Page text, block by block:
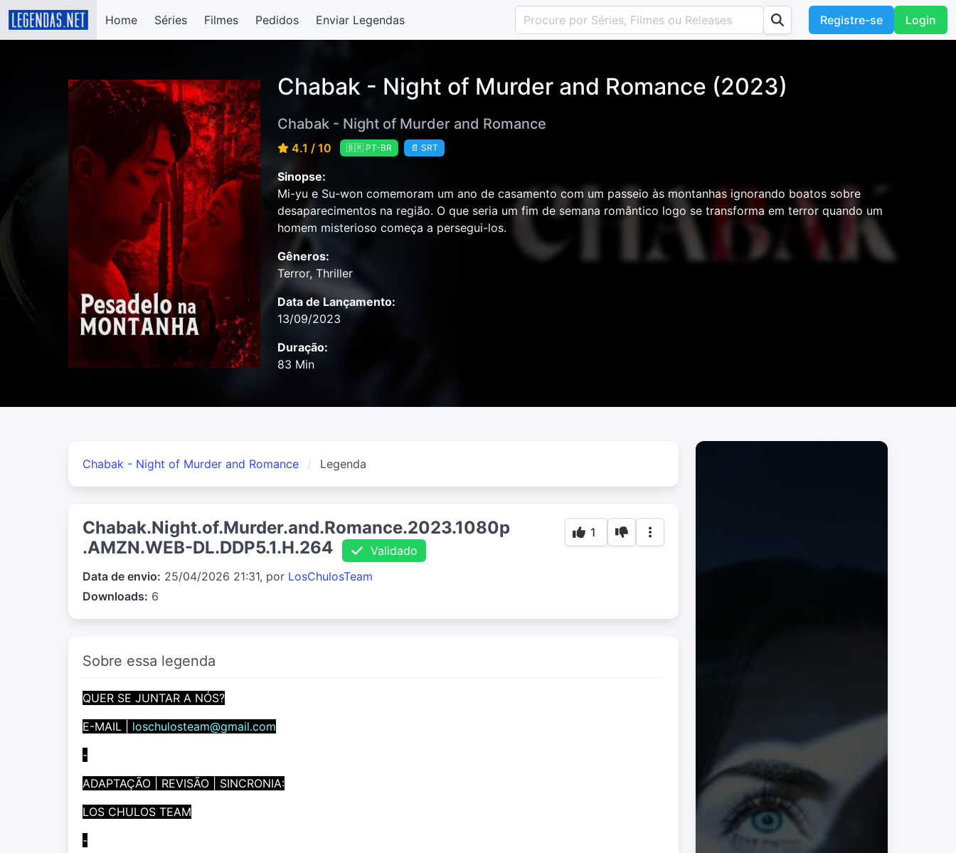
Home Séries Filmes Pedidos Enviar Legendas Registre-se Login
Chabak - Night of Murder and Romance (2023)
Chabak - Night of Murder and Romance
4.1 / 10 🇧🇷 PT-BR 📄 SRT
Sinopse:
Mi-yu e Su-won comemoram um ano de casamento com um passeio às montanhas ignorando boatos sobre
desaparecimentos na região. O que seria um fim de semana romântico logo se transforma em terror quando um
homem misterioso começa a persegui-los.
Gêneros:
Terror, Thriller
Data de Lançamento:
13/09/2023
Duração:
83 Min
Chabak - Night of Murder and Romance Legenda
Chabak.Night.of.Murder.and.Romance.2023.1080p
.AMZN.WEB-DL.DDP5.1.H.264
Validado
Data de envio: 25/04/2026 21:31, por LosChulosTeam
Downloads: 6
1
Sobre essa legenda
QUER SE JUNTAR A NÓS?
E-MAIL | loschulosteam@gmail.com
-
ADAPTAÇÃO | REVISÃO | SINCRONIA:
LOS CHULOS TEAM
-